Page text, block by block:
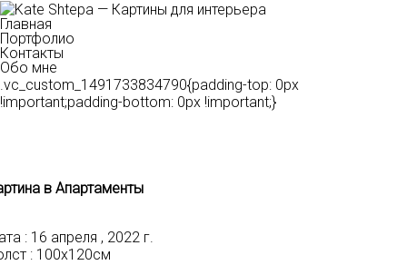
Главная
Портфолио
Контакты
Обо мне
.vc_custom_1491733834790{padding-top: 0px
!important;padding-bottom: 0px !important;}
в Апартаменты
: 16 апреля , 2022 г.
: 100х120см